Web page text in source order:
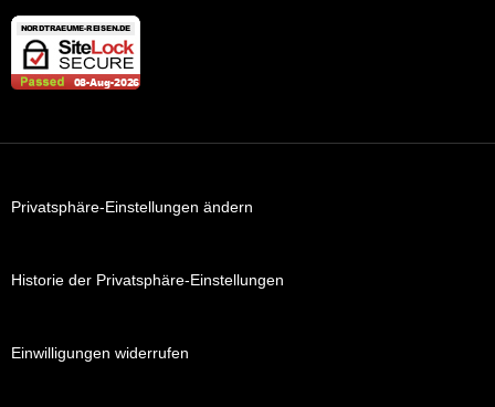
Privatsphäre-Einstellungen ändern
Historie der Privatsphäre-Einstellungen
Einwilligungen widerrufen